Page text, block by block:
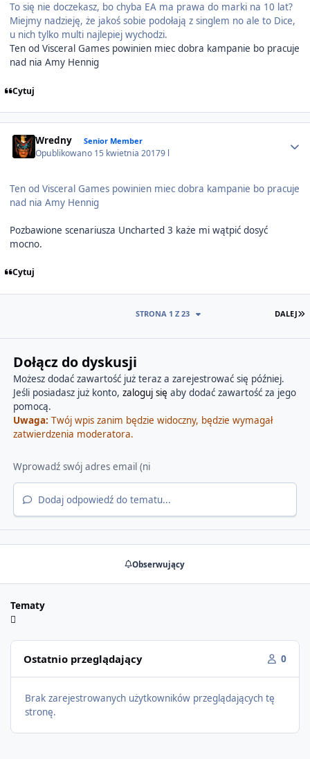
To się nie doczekasz, bo chyba EA ma prawa do marki na 10 lat?
Miejmy nadzieję, że jakoś sobie podołają z singlem no ale to Dice,
u nich tylko multi najlepiej wychodzi.
Ten od Visceral Games powinien miec dobra kampanie bo pracuje
nad nia Amy Hennig
Cytuj
Wredny Senior Member
Opublikowano 15 kwietnia 20179 l
Ten od Visceral Games powinien miec dobra kampanie bo pracuje
nad nia Amy Hennig
Pozbawione scenariusza Uncharted 3 każe mi wątpić dosyć
mocno.
Cytuj
DALEJ
STRONA 1 Z 23
Dołącz do dyskusji
Możesz dodać zawartość już teraz a zarejestrować się później.
Jeśli posiadasz już konto, zaloguj się aby dodać zawartość za jego
pomocą.
Uwaga: Twój wpis zanim będzie widoczny, będzie wymagał
zatwierdzenia moderatora.
Dodaj odpowiedź do tematu...
Obserwujący
Tematy
Ostatnio przeglądający 0
Brak zarejestrowanych użytkowników przeglądających tę
stronę.